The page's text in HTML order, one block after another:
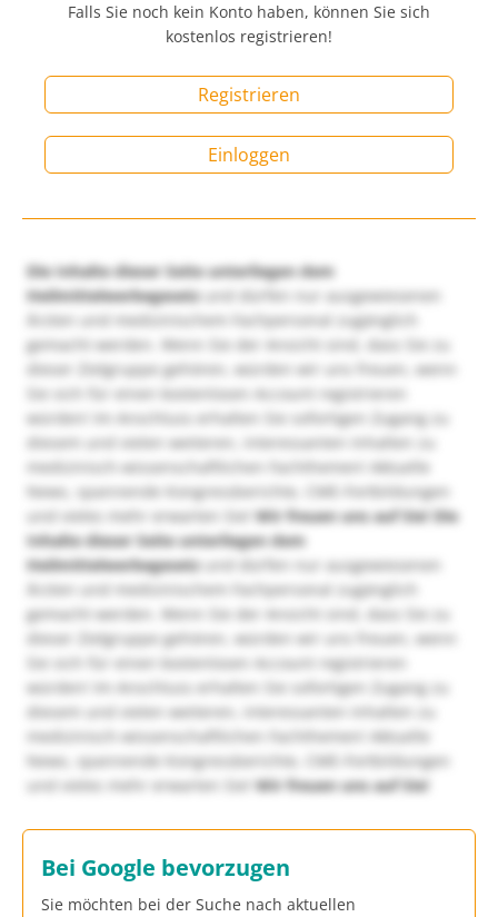
Falls Sie noch kein Konto haben, können Sie sich
kostenlos registrieren!
Registrieren
Einloggen
Die Inhalte dieser Seite unterliegen dem
Heilmittelwerbegesetzund dürfen nur ausgewiesenen
Ärzten und medizinischem Fachpersonal zugänglich
gemacht werden. Wenn Sie der Ansicht sind, dass Sie zu
dieser Zielgruppe gehören, würden wir uns freuen, wenn
Sie sich für einen kostenlosen Account registrieren
würden! Im Anschluss erhalten Sie sofortigen Zugang zu
diesem und vielen weiteren, interessanten Inhalten zu
medizinisch-wissenschaftlichen Fachthemen! Aktuelle
News, spannende Kongressberichte, CME-Fortbildungen
und vieles mehr erwarten Sie!Wir freuen uns auf Sie! Die
Inhalte dieser Seite unterliegen dem
Heilmittelwerbegesetzund dürfen nur ausgewiesenen
Ärzten und medizinischem Fachpersonal zugänglich
gemacht werden. Wenn Sie der Ansicht sind, dass Sie zu
dieser Zielgruppe gehören, würden wir uns freuen, wenn
Sie sich für einen kostenlosen Account registrieren
würden! Im Anschluss erhalten Sie sofortigen Zugang zu
diesem und vielen weiteren, interessanten Inhalten zu
medizinisch-wissenschaftlichen Fachthemen! Aktuelle
News, spannende Kongressberichte, CME-Fortbildungen
und vieles mehr erwarten Sie!Wir freuen uns auf Sie!
Bei Google bevorzugen
Sie möchten bei der Suche nach aktuellen